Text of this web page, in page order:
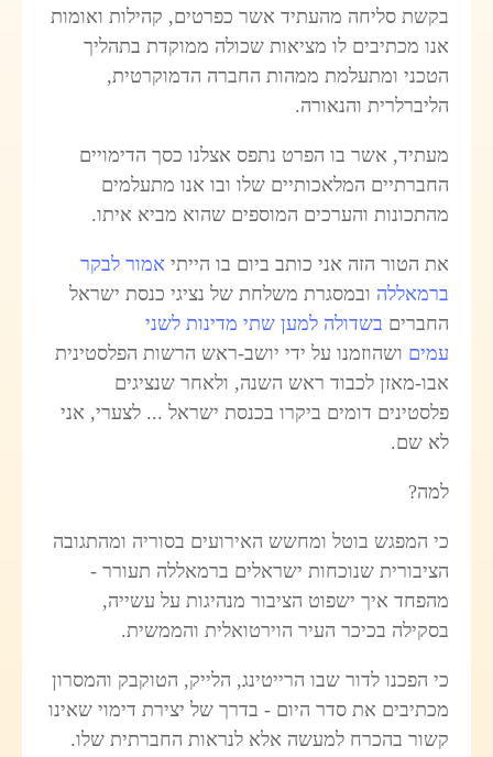
בקשת סליחה מהעתיד אשר כפרטים, קהילות ואומות
אנו מכתיבים לו מציאות שכולה ממוקדת בתהליך
הטכני ומתעלמת ממהות החברה הדמוקרטית,
הליברלרית והנאורה.
מעתיד, אשר בו הפרט נתפס אצלנו כסך הדימויים
החברתיים המלאכותיים שלו ובו אנו מתעלמים
מהתכונות והערכים המוספים שהוא מביא איתו.
את הטור הזה אני כותב ביום בו הייתי אמור לבקר
ברמאללה ובמסגרת משלחת של נציגי כנסת ישראל
החברים בשדולה למען שתי מדינות לשני
עמים ושהוזמנו על ידי יושב-ראש הרשות הפלסטינית
אבו-מאזן לכבוד ראש השנה, ולאחר שנציגים
פלסטינים דומים ביקרו בכנסת ישראל ... לצערי, אני
לא שם.
למה?
כי המפגש בוטל ומחשש האירועים בסוריה ומהתגובה
הציבורית שנוכחות ישראלים ברמאללה תעורר -
מהפחד איך ישפוט הציבור מנהיגות על עשייה,
בסקילה בכיכר העיר הוירטואלית והממשית.
כי הפכנו לדור שבו הרייטינג, הלייק, הטוקבק והמסרון
מכתיבים את סדר היום - בדרך של יצירת דימוי שאינו
קשור בהכרח למעשה אלא לנראות החברתית שלו.